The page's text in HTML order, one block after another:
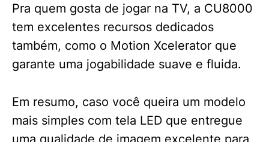
Pra quem gosta de jogar na TV, a CU8000
tem excelentes recursos dedicados
também, como o Motion Xcelerator que
garante uma jogabilidade suave e fluida.
Em resumo, caso você queira um modelo
mais simples com tela LED que entregue
uma qualidade de imagem excelente para